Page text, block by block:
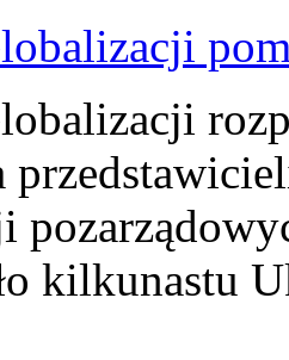
kilkunastu